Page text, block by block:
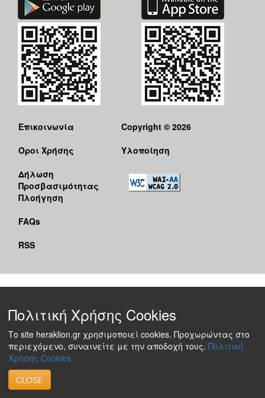
Επικοινωνία
Όροι Χρήσης
Δήλωση
Προσβασιμότητας
Πλοήγηση
FAQs
RSS
Copyright © 2026
Υλοποίηση
Πολιτική Χρήσης Cookies
Το site heraklion.gr χρησιμοποιεί cookies. Προχωρώντας στο
περιεχόμενο, συναινείτε με την αποδοχή τους. Πολιτική
Χρήσης Cookies
CLOSE